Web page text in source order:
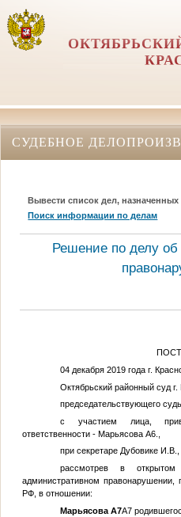
СУДЕБНОЕ
Вывести список дел, назначенных
Поиск информации по делам
Решение по делу
04 декабря 2019 года г.
Октябрьский районный суд г.
председательствующего
с участием лица,
ответственности - Марьясова А6.,
при секретаре Дубовике И.В.,
рассмотрев в
административном
РФ, в отношении:
Марьясова А7А7